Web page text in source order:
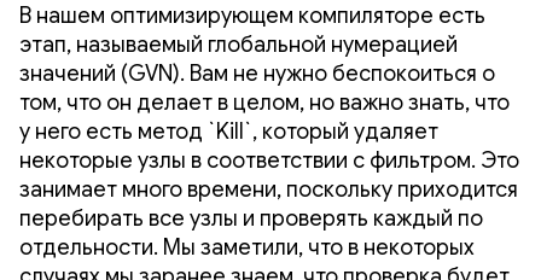
В нашем оптимизирующем компиляторе есть
этап, называемый глобальной нумерацией
значений (GVN). Вам не нужно беспокоиться о
том, что он делает в целом, но важно знать, что
у него есть метод `Kill`, который удаляет
некоторые узлы в соответствии с фильтром. Это
занимает много времени, поскольку приходится
перебирать все узлы и проверять каждый по
отдельности. Мы заметили, что в некоторых